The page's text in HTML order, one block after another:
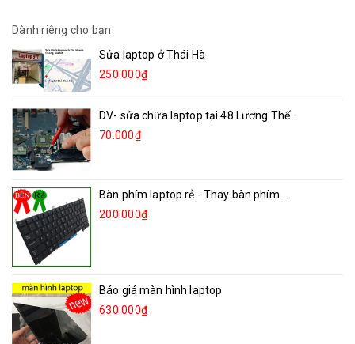
Dành riêng cho bạn
Sửa laptop ở Thái Hà
250.000₫
DV- sửa chữa laptop tại 48 Lương Thế...
70.000₫
Bàn phím laptop rẻ - Thay bàn phím...
200.000₫
Báo giá màn hình laptop
630.000₫